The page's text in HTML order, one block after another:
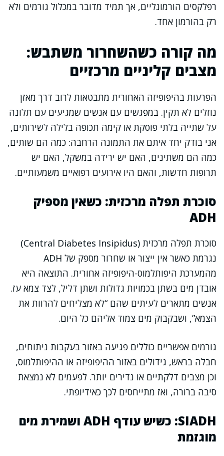
רפלקסים הורמונליים, אך תמיד מדובר במכלול גורמים ולא
רק בהורמון אחד.
מה קורה כשהשחרור משתבש:
מצבים קליניים מרכזיים
הפרעות בהיפופיזה האחורית מתבטאות לרוב דרך מאזן
נוזלים לא תקין. במפגשים עם אנשים שמגיעים עם תלונה
על שתייה בלתי פוסקת או קימה תכופה בלילה לשירותים,
אני בודק יחד איתם את התמונה הרחבה: כמה הם שותים,
כמה הם משתינים, האם יש ירידה במשקל, האם יש
תרופות חדשות, והאם היו אירועים רפואיים משמעותיים.
סוכרת תפלה מרכזית: כשאין מספיק
ADH
סוכרת תפלה מרכזית (Central Diabetes Insipidus)
נגרמת כאשר אין ייצור או שחרור מספק של ADH
מהמערכת היפותלמוס-היפופיזה אחורית. התוצאה היא
אובדן מים בשתן בכמויות גדולות ושתן דליל, לצד צמא עז.
אנשים מתארים לעיתים שהם “לא מצליחים להרוות את
הצמא”, ושבקבוק מים צמוד אליהם כל היום.
גורמים אפשריים כוללים פגיעה באזור בעקבות ניתוחים,
חבלה בראש, גידולים באזור ההיפופיזה או ההיפותלמוס,
וכן מצבים דלקתיים או נדירים יותר. לפעמים לא נמצאת
סיבה ברורה, ואז מתייחסים לכך כאידיופתי.
SIADH: כשיש עודף ADH ושמירת מים
מוגזמת